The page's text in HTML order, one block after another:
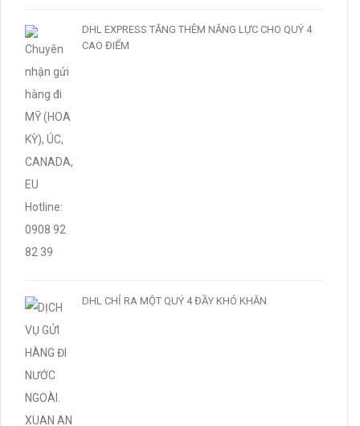
DHL EXPRESS TĂNG THÊM NĂNG LỰC CHO QUÝ 4
CAO ĐIỂM
DHL CHỈ RA MỘT QUÝ 4 ĐẦY KHÓ KHĂN